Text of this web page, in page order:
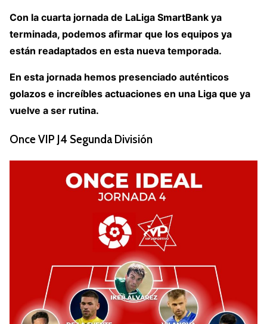
Con la cuarta jornada de LaLiga SmartBank ya
terminada, podemos afirmar que los equipos ya
están readaptados en esta nueva temporada.
En esta jornada hemos presenciado auténticos
golazos e increíbles actuaciones en una Liga que ya
vuelve a ser rutina.
Once VIP J4 Segunda División